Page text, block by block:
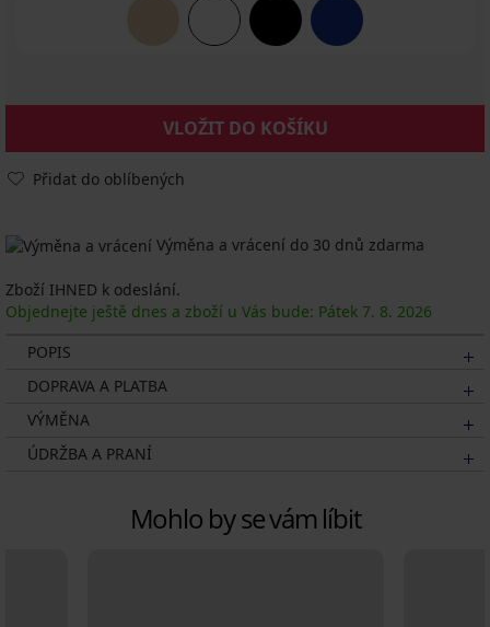
VLOŽIT DO KOŠÍKU
Přidat do oblíbených
Výměna a vrácení do 30 dnů zdarma
Zboží IHNED k odeslání.
Objednejte ještě dnes a zboží u Vás bude: Pátek 7. 8. 2026
POPIS
DOPRAVA A PLATBA
VÝMĚNA
ÚDRŽBA A PRANÍ
Mohlo by se vám líbit